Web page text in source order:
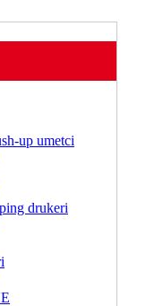
up umetci
drukeri